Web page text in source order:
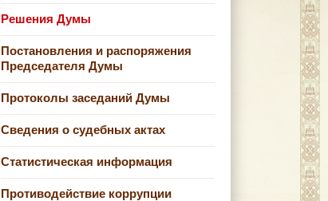
Решения Думы
Постановления и распоряжения
Председателя Думы
Протоколы заседаний Думы
Сведения о судебных актах
Статистическая информация
Противодействие коррупции